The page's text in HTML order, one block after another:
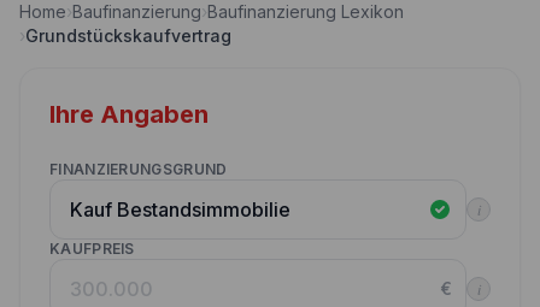
Nebenkostenrechner
Annuitätenrechner
Wettbewerbe
Kunden werben Kunden
Kontakt
Home›Baufinanzierung›Baufinanzierung Lexikon
›Grundstückskaufvertrag
Ihre Angaben
FINANZIERUNGSGRUND
i
KAUFPREIS
€ i